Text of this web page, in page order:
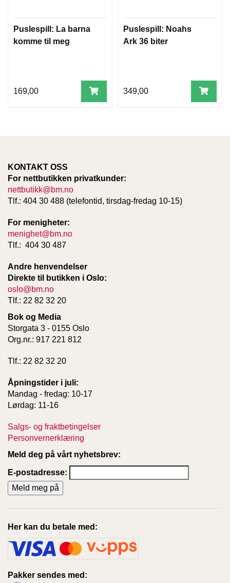
Puslespill: La barna
komme til meg
169,00
Puslespill: Noahs
Ark 36 biter
349,00
KONTAKT OSS
For nettbutikken privatkunder:
nettbutikk@bm.no
Tlf.: 404 30 488 (telefontid, tirsdag-fredag 10-15)
For menigheter:
menighet@bm.no
Tlf.: 404 30 487
Andre henvendelser
Direkte til butikken i Oslo:
oslo@bm.no
Tlf.: 22 82 32 20
Bok og Media
Storgata 3 - 0155 Oslo
Org.nr.: 917 221 812
Tlf.: 22 82 32 20
Åpningstider i juli:
Mandag - fredag: 10-17
Lørdag: 11-16
Salgs- og fraktbetingelser
Personvernerklæring
Meld deg på vårt nyhetsbrev:
E-postadresse:
Her kan du betale med:
Pakker sendes med: